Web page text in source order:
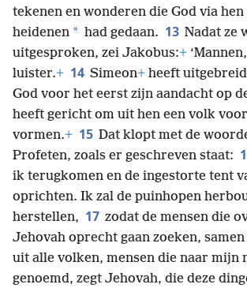
tekenen en wonderen die God via
heidenen * had gedaan. 13 Nadat ze
uitgesproken, zei Jakobus:+
luister.+ 14 Simeon+ heeft
God voor het eerst zijn aandacht op
heeft gericht om uit hen een volk
vormen.+ 15 Dat klopt met de
Profeten, zoals er geschreven staat:
ik terugkomen en de ingestorte tent
oprichten. Ik zal de puinhopen
herstellen, 17 zodat de mensen die
Jehovah oprecht gaan zoeken,
uit alle volken, mensen die naar mijn
genoemd, zegt Jehovah, die deze